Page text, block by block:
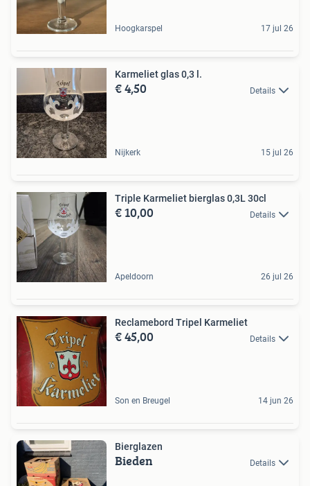
Hoogkarspel 17 jul 26
Karmeliet glas 0,3 l.
€ 4,50 Details
Nijkerk 15 jul 26
Triple Karmeliet bierglas 0,3L 30cl
€ 10,00 Details
Apeldoorn 26 jul 26
Reclamebord Tripel Karmeliet
€ 45,00 Details
Son en Breugel 14 jun 26
Bierglazen
Bieden Details